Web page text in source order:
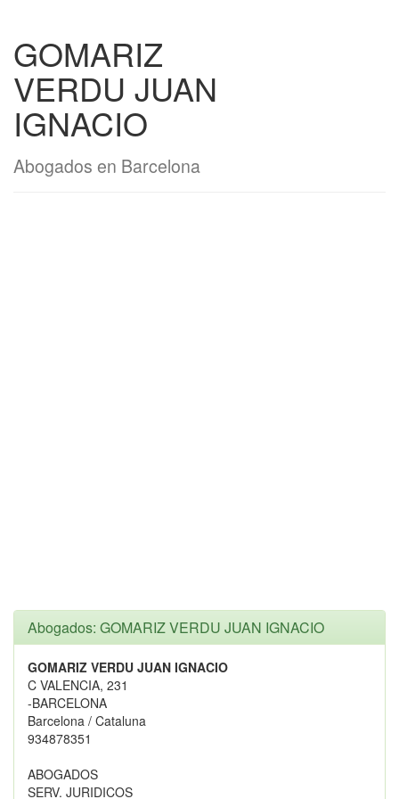
GOMARIZ
VERDU JUAN
IGNACIO
Abogados en Barcelona
Abogados: GOMARIZ VERDU JUAN IGNACIO
GOMARIZ VERDU JUAN IGNACIO
C VALENCIA, 231
-BARCELONA
Barcelona / Cataluna
934878351
ABOGADOS
SERV. JURIDICOS